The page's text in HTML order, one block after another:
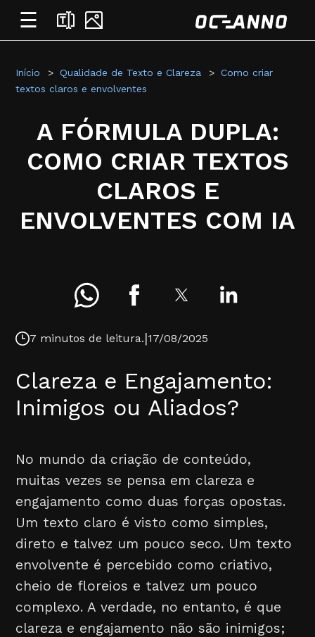
☰
Início Qualidade de Texto e Clareza
Como criar
textos claros e envolventes
A FÓRMULA DUPLA:
COMO CRIAR TEXTOS
CLAROS E
ENVOLVENTES COM IA
7 minutos de leitura.|17/08/2025
Clareza e Engajamento:
Inimigos ou Aliados?
No mundo da criação de conteúdo,
muitas vezes se pensa em clareza e
engajamento como duas forças opostas.
Um texto claro é visto como simples,
direto e talvez um pouco seco. Um texto
envolvente é percebido como criativo,
cheio de floreios e talvez um pouco
complexo. A verdade, no entanto, é que
clareza e engajamento não são inimigos;